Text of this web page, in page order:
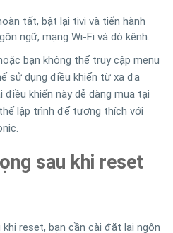
tất, bật lại tivi và tiến hành
ngữ, mạng Wi-Fi và dò kênh.
bạn không thể truy cập menu
sử dụng điều khiển từ xa đa
khiển này dễ dàng mua tại
lập trình để tương thích với
sau khi reset
khi reset, bạn cần cài đặt lại ngôn